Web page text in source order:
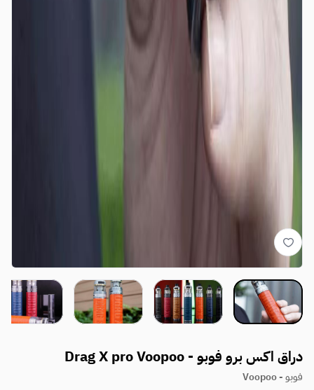
دراق اكس برو فوبو - Drag X pro Voopoo
فوبو - Voopoo